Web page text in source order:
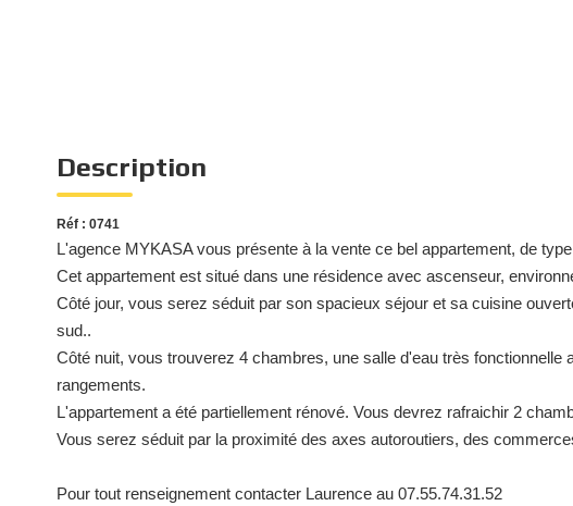
Description
Réf : 0741
L'agence MYKASA vous présente à la vente ce bel appartement, de
Cet appartement est situé dans une résidence avec ascenseur,
Côté jour, vous serez séduit par son spacieux séjour et sa cuisine
sud..
Côté nuit, vous trouverez 4 chambres, une salle d'eau très fonctionnelle
rangements.
L'appartement a été partiellement rénové. Vous devrez rafraichir 2
Vous serez séduit par la proximité des axes autoroutiers, des
Pour tout renseignement contacter Laurence au 07.55.74.31.52